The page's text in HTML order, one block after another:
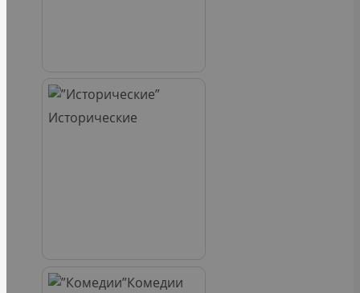
Исторические
Комедии